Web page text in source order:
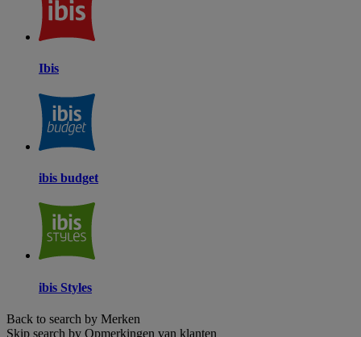
Ibis
ibis budget
ibis Styles
Back to search by Merken
Skip search by Opmerkingen van klanten